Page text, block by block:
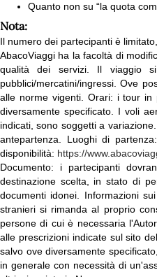
Quanto non su “la quota
Nota:
Il numero dei partecipanti è
AbacoViaggi ha la facoltà di
qualità dei servizi. Il viaggio
pubblici/mercatini/ingressi. Ove
alle norme vigenti. Orari: i tour in
diversamente specificato. I voli
indicati, sono soggetti a
antepartenza. Luoghi di
disponibilità: https://
Documento: i partecipanti
destinazione scelta, in stato di
documenti idonei. Informazioni
stranieri si rimanda al proprio
persone di cui è necessaria
alle prescrizioni indicate sul sito
salvo ove diversamente
in generale con necessità di